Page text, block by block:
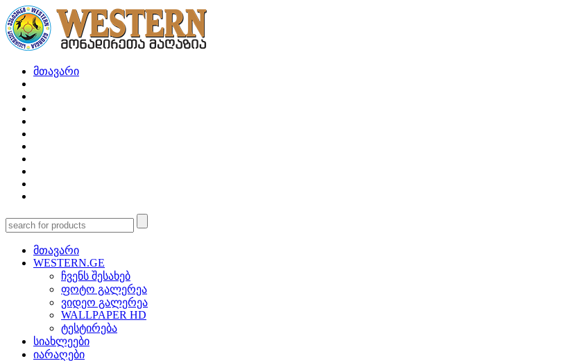
მთავარი
მთავარი
WESTERN.GE
ჩვენს შესახებ
ფოტო გალერეა
ვიდეო გალერეა
WALLPAPER HD
ტესტირება
სიახლეები
იარაღები